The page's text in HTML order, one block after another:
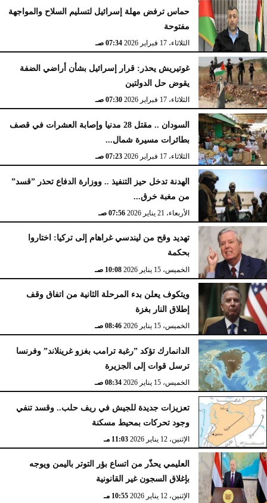
حماس ترفض مهلة إسرائيل لتسليم السلاح والمواجهة
مفتوحة
الثلاثاء، 17 فبراير 2026 07:34 صـ
غوتيريش يحذر: قرار إسرائيل بشأن أراضي الضفة
يقوض حل الدولتين
الثلاثاء، 17 فبراير 2026 07:30 صـ
السودان .. مقتل 28 مدنيا وإصابة العشرات في قصف
بطائرات مسيرة شمال...
الثلاثاء، 17 فبراير 2026 07:23 صـ
الهدنة تدخل حيز التنفيذ .. ووزارة الدفاع تحذر ”قسد”
من مغبة خرق...
الأربعاء، 21 يناير 2026 07:56 صـ
تهديد وقح من ليندسي غراهام إلى تركيا: اختاروا
بحكمة
الخميس، 15 يناير 2026 10:08 صـ
ويتكوف يعلن بدء المرحلة الثانية من اتفاق وقف
إطلاق النار بغزة
الخميس، 15 يناير 2026 08:46 صـ
الدانمارك تؤكد ”رغبة ترامب بغزو غرينلاند” وفرنسا
ترسل قوات إلى الجزيرة
الخميس، 15 يناير 2026 08:34 صـ
تعزيزات جديدة للجيش في ريف حلب.. وقسد تنفي
وجود تحركات بمحيط مسكنة
الإثنين، 12 يناير 2026 11:03 مـ
العليمي يحذّر من اتساع بؤر التوتر باليمن ويوجه
بإغلاق السجون غير القانونية
الإثنين، 12 يناير 2026 10:55 مـ